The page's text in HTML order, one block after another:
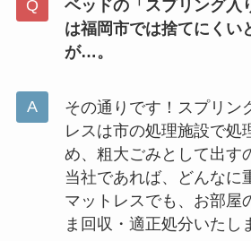
ベッドの「スプリング入
は福岡市では捨てにくい
が…。
その通りです！スプリン
レスは市の処理施設で処
め、粗大ごみとして出す
当社であれば、どんなに
マットレスでも、お部屋
ま回収・適正処分いたし